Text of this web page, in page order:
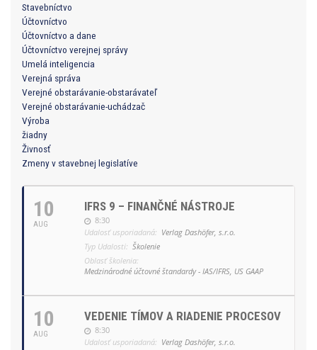
Stavebníctvo
Účtovníctvo
Účtovníctvo a dane
Účtovníctvo verejnej správy
Umelá inteligencia
Verejná správa
Verejné obstarávanie-obstarávateľ
Verejné obstarávanie-uchádzač
Výroba
žiadny
Živnosť
Zmeny v stavebnej legislatíve
10
AUG
IFRS 9 – FINANČNÉ NÁSTROJE
8:30
Udalosť usporiadaná: Verlag Dashöfer, s.r.o.
Typ Udalosti: Školenie
Oblasť školenia:
Medzinárodné účtovné štandardy - IAS/IFRS, US GAAP
10
AUG
VEDENIE TÍMOV A RIADENIE PROCESOV
8:30
Udalosť usporiadaná: Verlag Dashöfer, s.r.o.